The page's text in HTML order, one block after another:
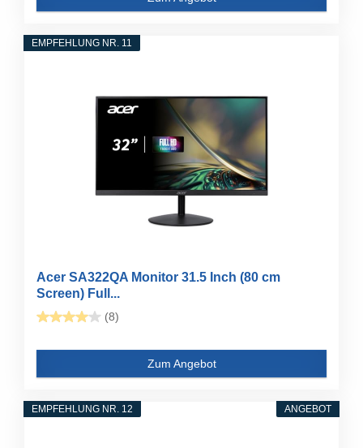
EMPFEHLUNG NR. 11
Acer SA322QA Monitor 31.5 Inch (80 cm
Screen) Full...
(8)
Zum Angebot
ANGEBOT
EMPFEHLUNG NR. 12